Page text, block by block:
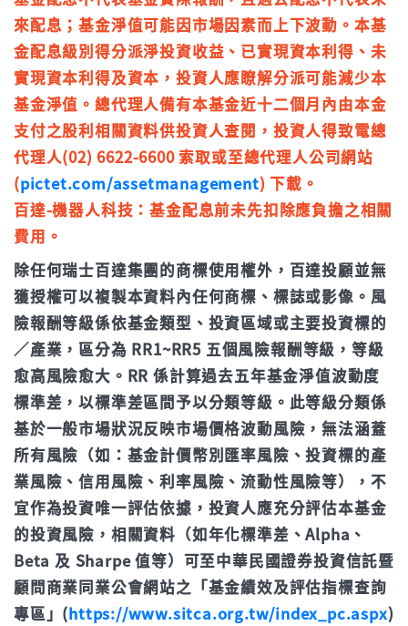
來配息；基金淨值可能因市場因素而上下波動。本基
金配息級別得分派淨投資收益、已實現資本利得、未
實現資本利得及資本，投資人應瞭解分派可能減少本
基金淨值。總代理人備有本基金近十二個月內由本金
支付之股利相關資料供投資人查閱，投資人得致電總
代理人(02) 6622-6600 索取或至總代理人公司網站
(pictet.com/assetmanagement) 下載。
百達-機器人科技：基金配息前未先扣除應負擔之相關
費用。
除任何瑞士百達集團的商標使用權外，百達投顧並無
獲授權可以複製本資料內任何商標、標誌或影像。風
險報酬等級係依基金類型、投資區域或主要投資標的
／產業，區分為 RR1~RR5 五個風險報酬等級，等級
愈高風險愈大。RR 係計算過去五年基金淨值波動度
標準差，以標準差區間予以分類等級。此等級分類係
基於一般市場狀況反映市場價格波動風險，無法涵蓋
所有風險（如：基金計價幣別匯率風險、投資標的產
業風險、信用風險、利率風險、流動性風險等），不
宜作為投資唯一評估依據，投資人應充分評估本基金
的投資風險，相關資料（如年化標準差、Alpha、
Beta 及 Sharpe 值等）可至中華民國證券投資信託暨
顧問商業同業公會網站之「基金績效及評估指標查詢
專區」(https://www.sitca.org.tw/index_pc.aspx)